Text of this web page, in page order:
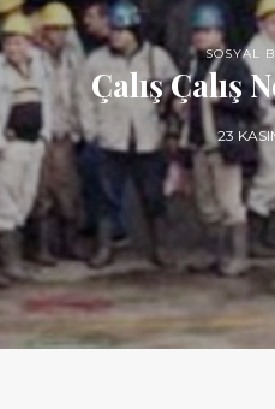
SOSYAL
Çalış Çalış
23